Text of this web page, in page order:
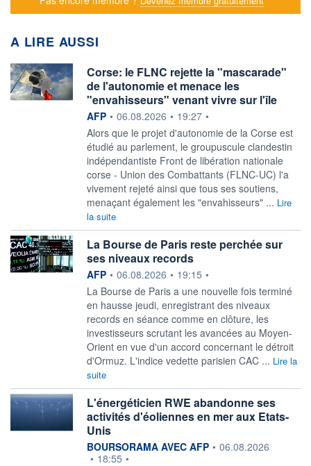
A LIRE AUSSI
Corse: le FLNC rejette la "mascarade"
de l'autonomie et menace les
"envahisseurs" venant vivre sur l'île
information fournie par
AFP • 06.08.2026 • 19:27 •
Alors que le projet d'autonomie de la Corse est
étudié au parlement, le groupuscule clandestin
indépendantiste Front de libération nationale
corse - Union des Combattants (FLNC-UC) l'a
vivement rejeté ainsi que tous ses soutiens,
menaçant également les "envahisseurs" ... Lire
la suite
La Bourse de Paris reste perchée sur
ses niveaux records
information fournie par
AFP • 06.08.2026 • 19:15 •
La Bourse de Paris a une nouvelle fois terminé
en hausse jeudi, enregistrant des niveaux
records en séance comme en clôture, les
investisseurs scrutant les avancées au Moyen-
Orient en vue d'un accord concernant le détroit
d'Ormuz. L'indice vedette parisien CAC ... Lire la
suite
L'énergéticien RWE abandonne ses
activités d'éoliennes en mer aux Etats-
Unis
information fournie par
BOURSORAMA AVEC AFP • 06.08.2026
• 18:55 •